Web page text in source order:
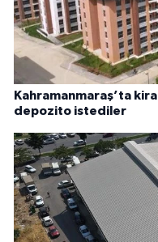
Kahramanmaraş’ta
depozito istediler